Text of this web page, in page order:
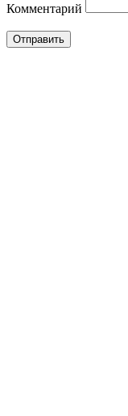
Комментарий